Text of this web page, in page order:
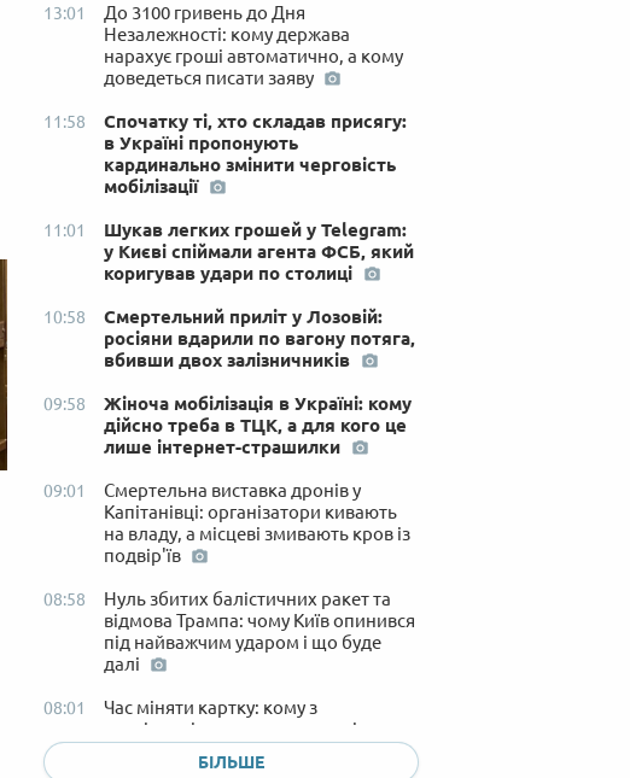
13:01
До 3100 гривень до Дня
Незалежності: кому держава
нарахує гроші автоматично, а кому
доведеться писати заяву
11:58
Спочатку ті, хто складав присягу:
в Україні пропонують
кардинально змінити черговість
мобілізації
11:01
Шукав легких грошей у Telegram:
у Києві спіймали агента ФСБ, який
коригував удари по столиці
10:58
Смертельний приліт у Лозовій:
росіяни вдарили по вагону потяга,
вбивши двох залізничників
09:58
Жіноча мобілізація в Україні: кому
дійсно треба в ТЦК, а для кого це
лише інтернет-страшилки
09:01
Смертельна виставка дронів у
Капітанівці: організатори кивають
на владу, а місцеві змивають кров із
подвір'їв
08:58
Нуль збитих балістичних ракет та
відмова Трампа: чому Київ опинився
під найважчим ударом і що буде
далі
08:01
Час міняти картку: кому з
пенсіонерів доведеться терміново
БІЛЬШЕ